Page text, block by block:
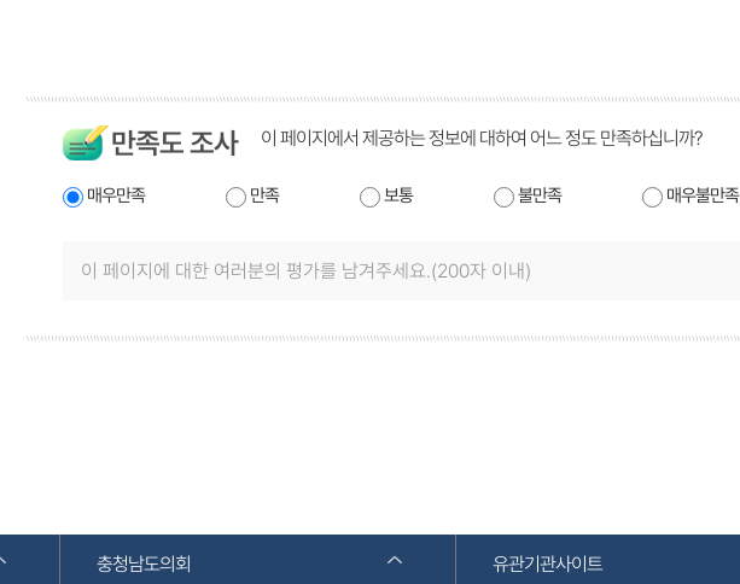
만족도 조사 이 페이지에서 제공하는 정보에 대하여 어느 정도 만족하십니까?
매우만족 만족 보통 불만족 매우불만족
충청남도의회 유관기관사이트